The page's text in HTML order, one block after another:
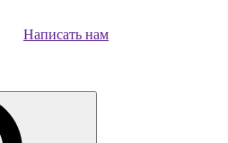
Написать нам